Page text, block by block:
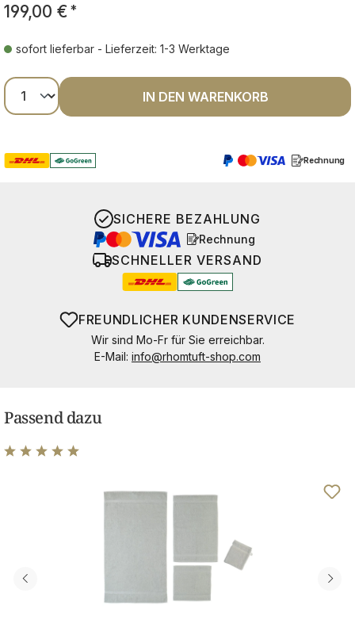
199,00 € *
sofort lieferbar - Lieferzeit: 1-3 Werktage
Produkt Anzahl: Gib den gewünschten
IN DEN WARENKORB
Rechnung
SICHERE BEZAHLUNG
Rechnung
SCHNELLER VERSAND
FREUNDLICHER KUNDENSERVICE
Wir sind Mo-Fr für Sie erreichbar.
E-Mail: info@rhomtuft-shop.com
Passend dazu